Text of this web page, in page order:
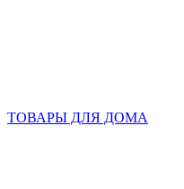
ТОВАРЫ ДЛЯ ДОМА